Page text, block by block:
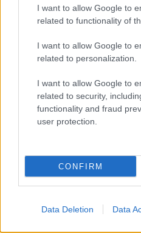
I want to allow Google to
related to functionality of
I want to allow Google to
related to personalization.
I want to allow Google to
related to security,
functionality and fraud
user protection.
CONFIRM
Data Deletion Data
Copenhagen Fashion Week
rivoluzionando la moda
LIFESTYLE